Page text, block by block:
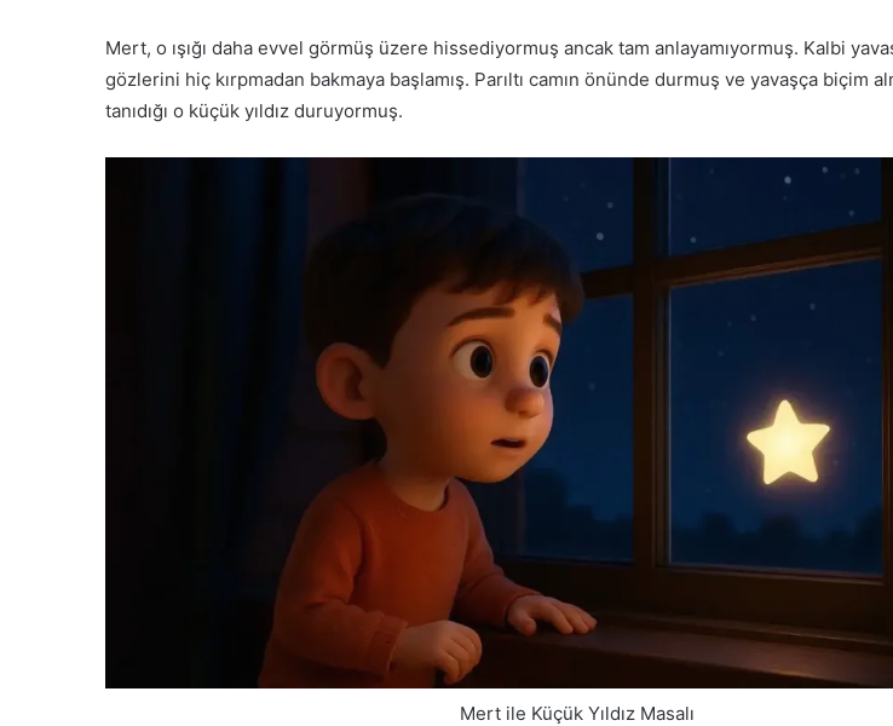
Mert, o ışığı daha evvel görmüş üzere hissediyormuş ancak tam anlayamıyormuş. Kalbi
gözlerini hiç kırpmadan bakmaya başlamış. Parıltı camın önünde durmuş ve yavaşça biçim
tanıdığı o küçük yıldız duruyormuş.
Mert ile Küçük Yıldız Masalı